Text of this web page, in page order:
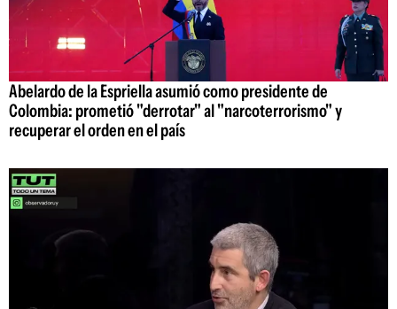
Abelardo de la Espriella asumió como presidente de
Colombia: prometió "derrotar" al "narcoterrorismo" y
recuperar el orden en el país